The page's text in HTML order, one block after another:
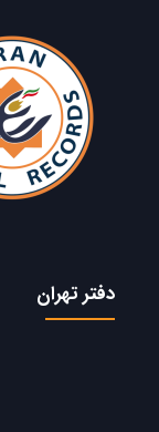
دفتر تهران